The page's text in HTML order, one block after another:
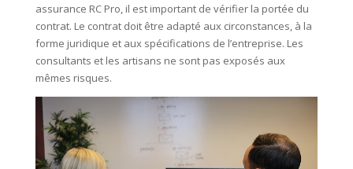
assurance RC Pro, il est important de vérifier la portée du
contrat. Le contrat doit être adapté aux circonstances, à la
forme juridique et aux spécifications de l’entreprise. Les
consultants et les artisans ne sont pas exposés aux
mêmes risques.